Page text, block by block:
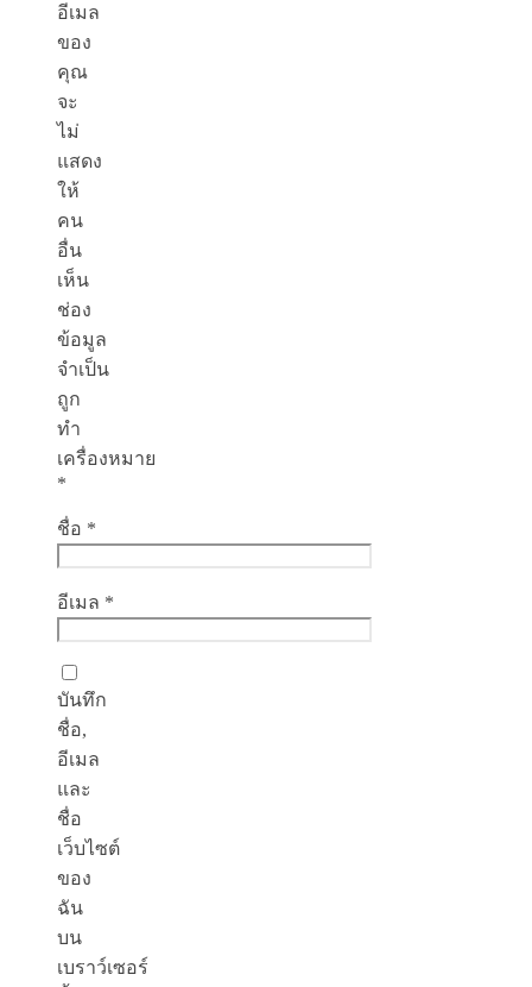
อีเมล
ของ
คุณ
จะ
ไม่
แสดง
ให้
คน
อื่น
เห็น
ช่อง
ข้อมูล
จำเป็น
ถูก
ทำ
เครื่องหมาย
*
ชื่อ *
อีเมล *
บันทึก
ชื่อ,
อีเมล
และ
ชื่อ
เว็บไซต์
ของ
ฉัน
บน
เบราว์เซอร์